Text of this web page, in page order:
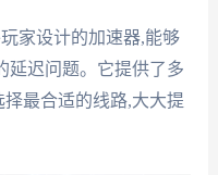
家设计的加速器,能够
延迟问题。它提供了多
最合适的线路,大大提